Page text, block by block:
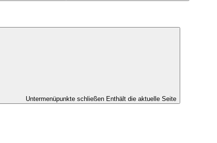
Untermenüpunkte schließen Enthält die aktuelle Seite